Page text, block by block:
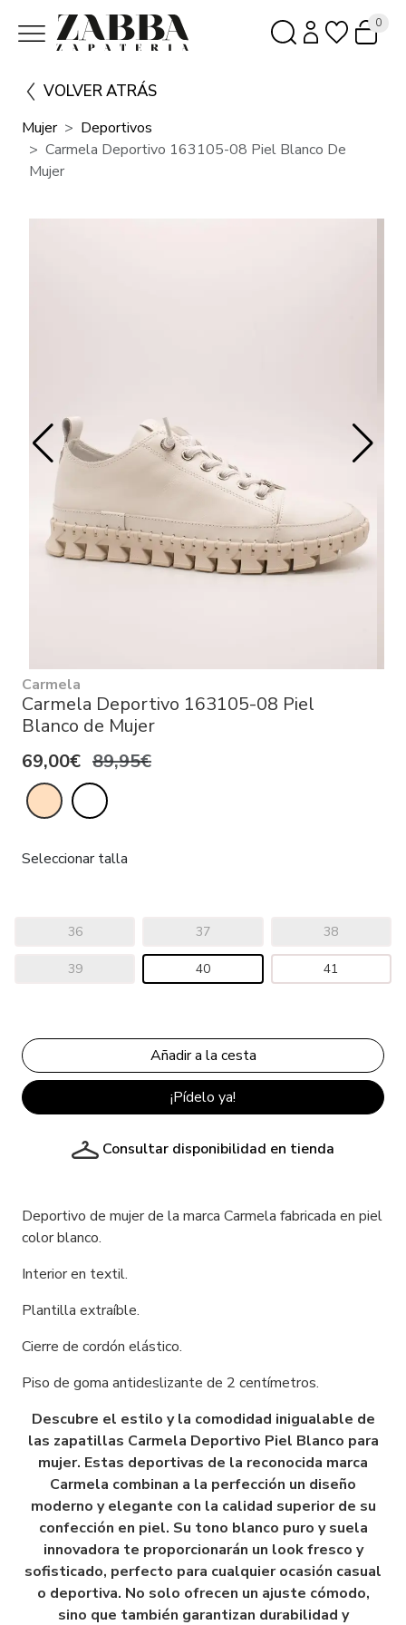
0
VOLVER ATRÁS
Mujer
Deportivos
Carmela Deportivo 163105-08 Piel Blanco De
Mujer
Carmela
Carmela Deportivo 163105-08 Piel
Blanco de Mujer
69,00€ 89,95€
Seleccionar talla
36 37 38
39 40 41
¡Pídelo ya!
Consultar disponibilidad en tienda
Deportivo de mujer de la marca Carmela fabricada en piel
color blanco.
Interior en textil.
Plantilla extraíble.
Cierre de cordón elástico.
Piso de goma antideslizante de 2 centímetros.
Descubre el estilo y la comodidad inigualable de
las zapatillas Carmela Deportivo Piel Blanco para
mujer. Estas deportivas de la reconocida marca
Carmela combinan a la perfección un diseño
moderno y elegante con la calidad superior de su
confección en piel. Su tono blanco puro y suela
innovadora te proporcionarán un look fresco y
sofisticado, perfecto para cualquier ocasión casual
o deportiva. No solo ofrecen un ajuste cómodo,
sino que también garantizan durabilidad y